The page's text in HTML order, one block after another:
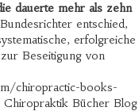
dauerte mehr als zehn
entschied,
erfolgreiche
Beseitigung von
chiropractic-books-
Chiropraktik Bücher Blog